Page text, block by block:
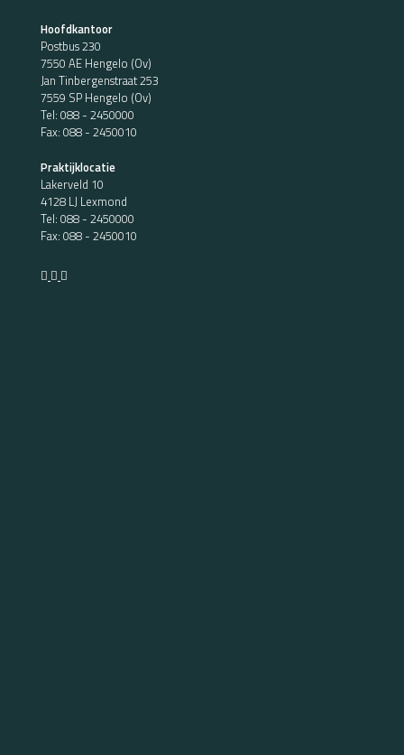
Hoofdkantoor
Postbus 230
7550 AE Hengelo (Ov)
Jan Tinbergenstraat 253
7559 SP Hengelo (Ov)
Tel: 088 - 2450000
Fax: 088 - 2450010
Praktijklocatie
Lakerveld 10
4128 LJ Lexmond
Tel: 088 - 2450000
Fax: 088 - 2450010